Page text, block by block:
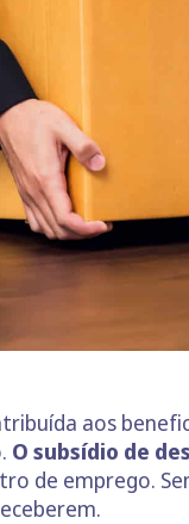
aos
O subsídio de
de emprego.